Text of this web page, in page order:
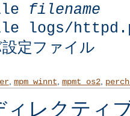
filename
logs/
定ファイル
, mpm_winnt mpmt_os2,
ィレクティ